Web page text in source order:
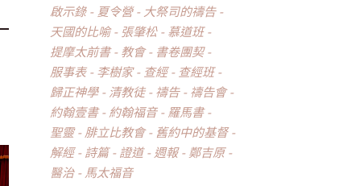
啟示錄
夏令營
大祭司的禱告
天國的比喻
張肇松
慕道班
提摩太前書
教會
書卷團契
服事表
李樹家 查經
查經班
歸正神學
清教徒 禱告
禱告會
約翰壹書
約翰福音
羅馬書
聖靈
腓立比教會
舊約中的基督
解經
詩篇 證道 週報
鄭吉原
醫治
馬太福音